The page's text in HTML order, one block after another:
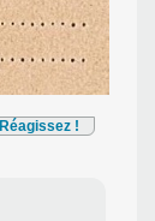
Réagissez !